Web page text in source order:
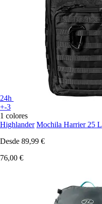
24h
+-3
1 colores
Highlander Mochila Harrier 25 L
Desde 89,99 €
76,00 €